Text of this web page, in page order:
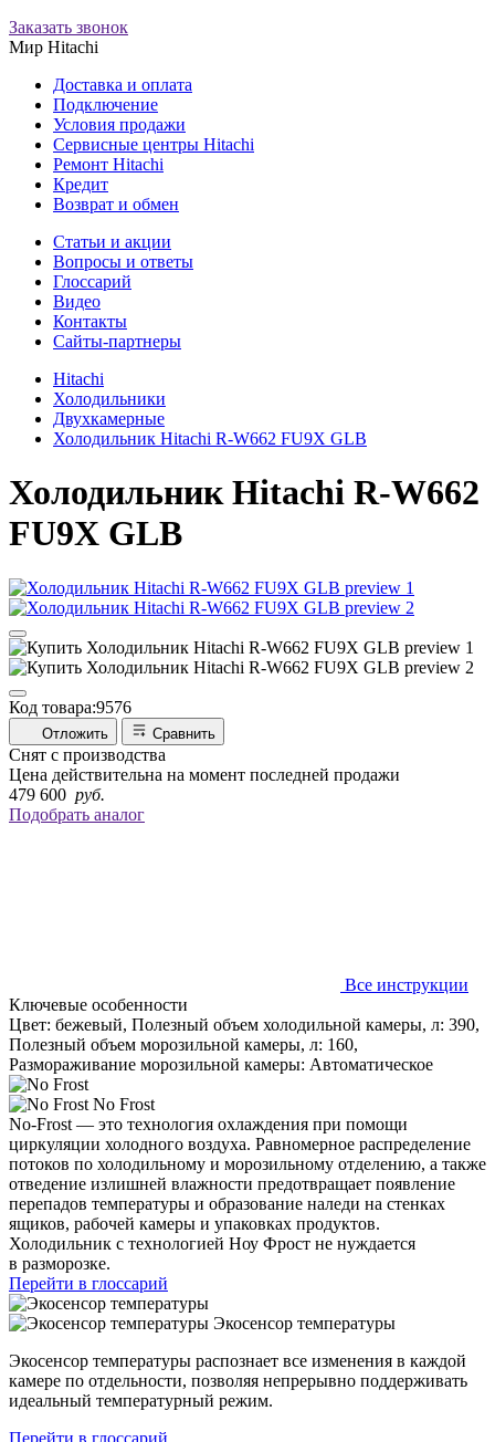
Заказать звонок
Мир Hitachi
Доставка и оплата
Подключение
Условия продажи
Сервисные центры Hitachi
Ремонт Hitachi
Кредит
Возврат и обмен
Cтатьи и акции
Вопросы и ответы
Глоссарий
Видео
Контакты
Сайты-партнеры
Hitachi
Холодильники
Двухкамерные
Холодильник Hitachi R-W662 FU9X GLB
ХолодильникHitachi R-W662
FU9X GLB
Код товара:9576
Отложить Сравнить
Снят с производства
Цена действительна на момент последней продажи
479 600 руб.
Подобрать аналог
Все инструкции
Ключевые особенности
Цвет: бежевый, Полезный объем холодильной камеры, л: 390,
Полезный объем морозильной камеры, л: 160,
Размораживание морозильной камеры: Автоматическое
No Frost
No-Frost — это технология охлаждения при помощи
циркуляции холодного воздуха. Равномерное распределение
потоков по холодильному и морозильному отделению, а также
отведение излишней влажности предотвращает появление
перепадов температуры и образование наледи на стенках
ящиков, рабочей камеры и упаковках продуктов.
Холодильник с технологией Ноу Фрост не нуждается
в разморозке.
Перейти в глоссарий
Экосенсор температуры
Экосенсор температуры распознает все изменения в каждой
камере по отдельности, позволяя непрерывно поддерживать
идеальный температурный режим.
Перейти в глоссарий